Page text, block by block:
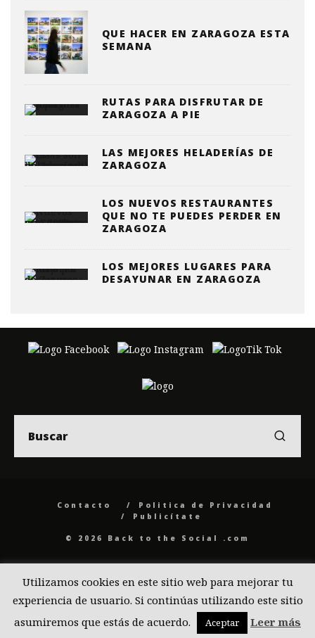
QUE HACER EN ZARAGOZA ESTA
SEMANA
RUTAS PARA DISFRUTAR DE
ZARAGOZA A PIE
LAS MEJORES HELADERÍAS DE
ZARAGOZA
LOS NUEVOS RESTAURANTES
QUE NO TE PUEDES PERDER EN
ZARAGOZA
LOS MEJORES LUGARES PARA
DESAYUNAR EN ZARAGOZA
Contacto
Politica de Privacidad
Publicítate
© 2026 Back to the Social .com
Utilizamos cookies en este sitio web para mejorar tu
experiencia de usuario. Si continúas utilizando este sitio
asumiremos que estás de acuerdo.
Aceptar Leer más